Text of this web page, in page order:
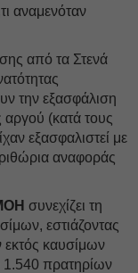
αναμενόταν
από τα Στενά
την εξασφάλιση
αργού (κατά τους
εξασφαλιστεί με
αναφοράς
συνεχίζει τη
εστιάζοντας
καυσίμων
1.540 πρατηρίων